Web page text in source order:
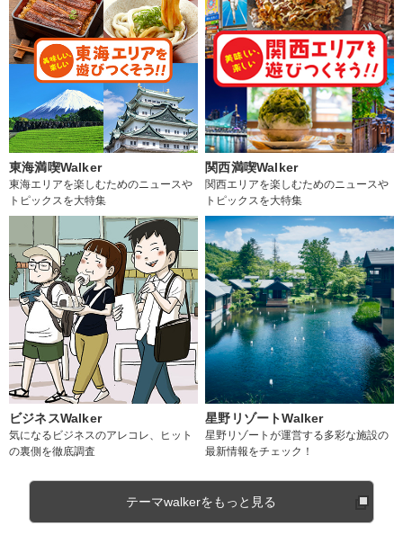
東海満喫Walker
東海エリアを楽しむためのニュースや
トピックスを大特集
関西満喫Walker
関西エリアを楽しむためのニュースや
トピックスを大特集
ビジネスWalker
気になるビジネスのアレコレ、ヒット
の裏側を徹底調査
星野リゾートWalker
星野リゾートが運営する多彩な施設の
最新情報をチェック！
テーマwalkerをもっと見る